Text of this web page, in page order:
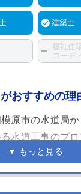
建築士
福祉住
コーデ
おすすめの理
原市の水道局
水道工事のプ
な水トラブル
応しており、